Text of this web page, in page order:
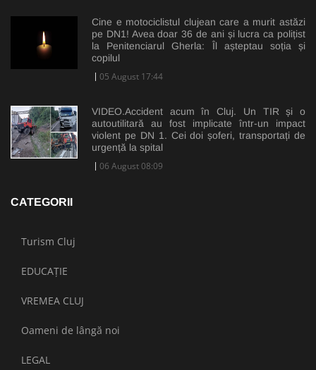
Cine e motociclistul clujean care a murit astăzi
pe DN1! Avea doar 36 de ani și lucra ca polițist
la Penitenciarul Gherla: Îl așteptau soția și
copilul
05 August 17:44
VIDEO.Accident acum în Cluj. Un TIR și o
autoutilitară au fost implicate într-un impact
violent pe DN 1. Cei doi șoferi, transportați de
urgență la spital
06 August 08:09
CATEGORII
Turism Cluj
EDUCAȚIE
VREMEA CLUJ
Oameni de lângă noi
LEGAL